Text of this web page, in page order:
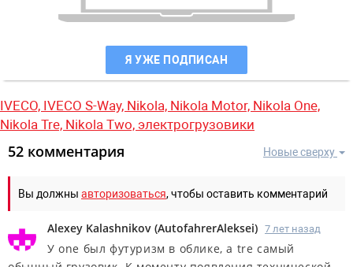
Я УЖЕ ПОДПИСАН
IVECO, IVECO S-Way, Nikola, Nikola Motor, Nikola One,
Nikola Tre, Nikola Two, электрогрузовики
Новые сверху
52 комментария
Вы должны авторизоваться, чтобы оставить комментарий
Alexey Kalashnikov (AutofahrerAleksei) 7 лет назад
У one был футуризм в облике, а tre самый